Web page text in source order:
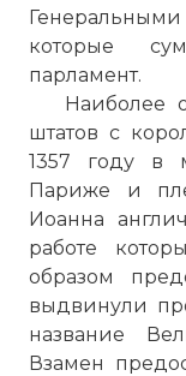
которые
парламент.
Наиболее
штатов с
1357 году в
Париже и
Иоанна
работе
образом
выдвинули
название
Взамен
сословного
было
и
сословная
Фото статьи: